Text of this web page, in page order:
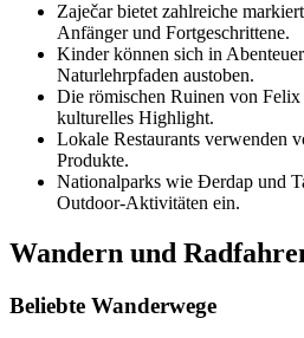
Zaječar bietet zahlreiche
Anfänger und Fortgeschrittene.
Kinder können sich in
Naturlehrpfaden austoben.
Die römischen Ruinen von
kulturelles Highlight.
Lokale Restaurants verwenden
Produkte.
Nationalparks wie Đerdap und
Outdoor-Aktivitäten ein.
Wandern und
Beliebte Wanderwege